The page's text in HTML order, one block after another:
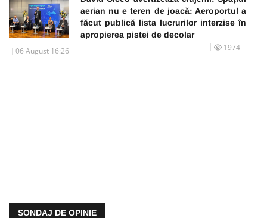
aerian nu e teren de joacă: Aeroportul a
făcut publică lista lucrurilor interzise în
apropierea pistei de decolar
06 August 16:26 1974
SONDAJ DE OPINIE